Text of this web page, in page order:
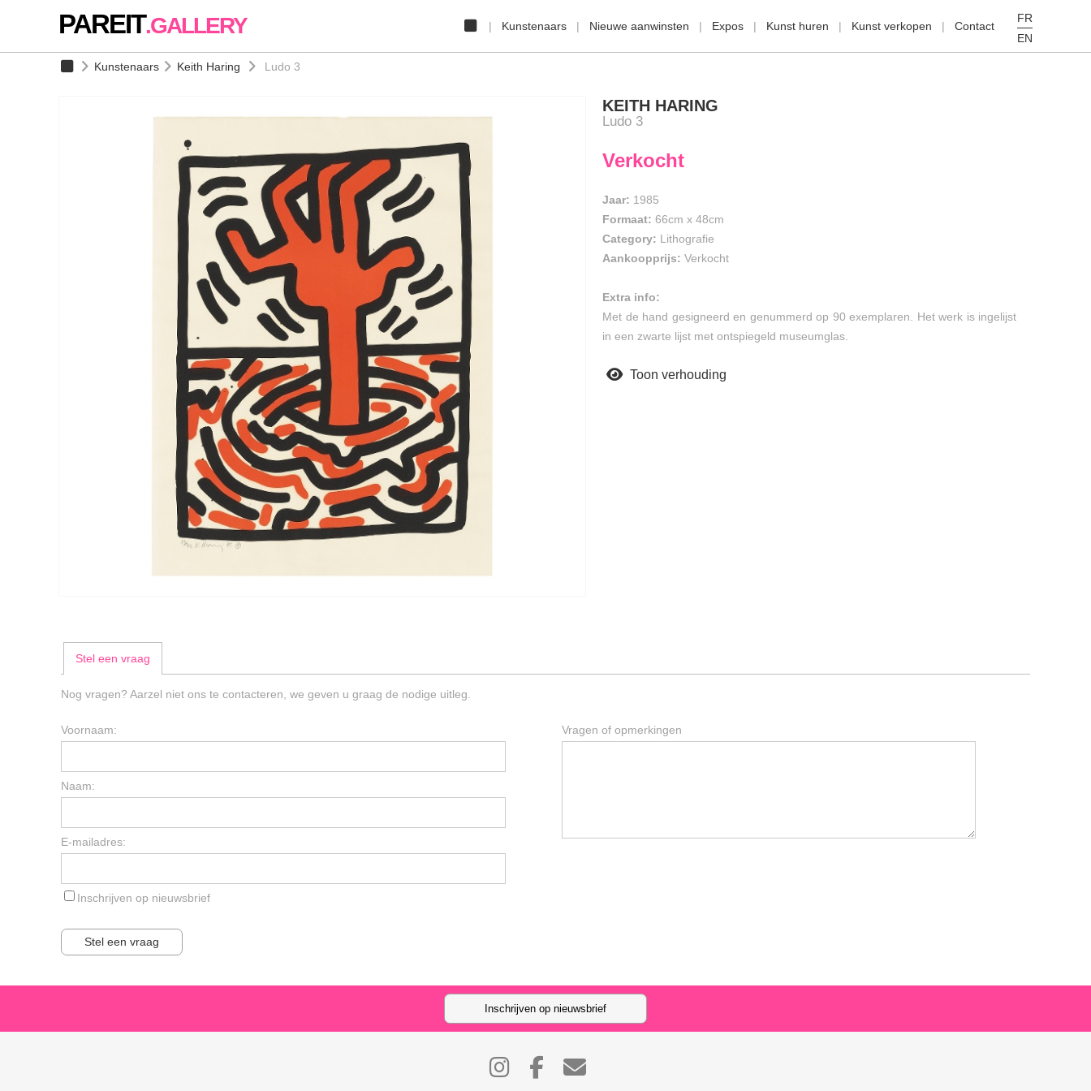
FR
EN
Kunstenaars Nieuwe aanwinsten Expos Kunst huren Kunst verkopen Contact
PAREIT.GALLERY
Kunstenaars Keith Haring Ludo 3
KEITH HARING
Ludo 3
Verkocht
Jaar: 1985
Formaat: 66cm x 48cm
Category: Lithografie
Aankoopprijs: Verkocht
Extra info:
Met de hand gesigneerd en genummerd op 90 exemplaren. Het werk is ingelijst
in een zwarte lijst met ontspiegeld museumglas.
Toon verhouding
Stel een vraag
Nog vragen? Aarzel niet ons te contacteren, we geven u graag de nodige uitleg.
Voornaam:
Naam:
E-mailadres:
Inschrijven op nieuwsbrief
Vragen of opmerkingen
Stel een vraag
Inschrijven op nieuwsbrief